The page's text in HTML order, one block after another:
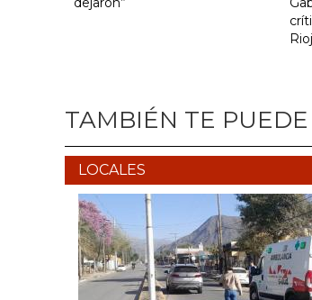
TAMBIÉN TE
LOCALES